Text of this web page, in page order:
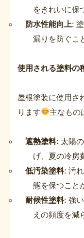
をきれいに保
防水性能向上:
漏りを防ぐこ
使用される塗料の
屋根塗装に使用さ
ります
主なもの
遮熱塗料: 太陽
げ、夏の冷房
低汚染塗料: 汚
態を保つこと
耐候性塗料: 強
えの頻度を減